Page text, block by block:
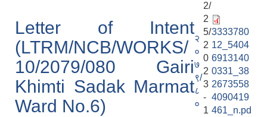
Letter of Intent
(LTRM/NCB/WORKS/
10/2079/080 Gairi
Khimti Sadak Marmat
Ward No.6)
२
०
७
९/
८
०
2/
2
5/
2
0
2
3
-
1
3333780
12_5404
6913140
0331_38
2673558
4090419
461_n.pd